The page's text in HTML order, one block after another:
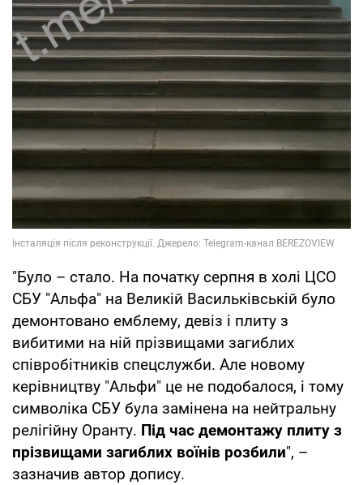
"Було – стало. На початку серпня в холі ЦСО
СБУ "Альфа" на Великій Васильківській було
демонтовано емблему, девіз і плиту з
вибитими на ній прізвищами загиблих
співробітників спецслужби. Але новому
керівництву "Альфи" це не подобалося, і тому
символіка СБУ була замінена на нейтральну
релігійну Оранту. Під час демонтажу плиту з
прізвищами загиблих воїнів розбили", –
зазначив автор допису.